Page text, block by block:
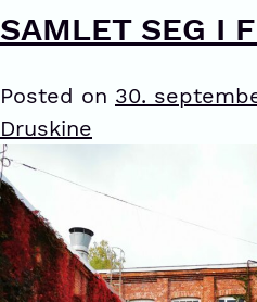
SAMLET SEG I
Posted on 30.
Druskine